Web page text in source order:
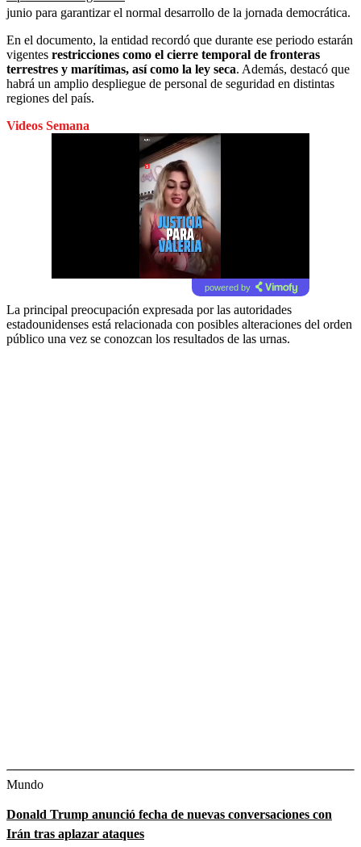
junio para garantizar el normal desarrollo de la jornada democrática.
En el documento, la entidad recordó que durante ese periodo estarán
vigentes restricciones como el cierre temporal de fronteras
terrestres y marítimas, así como la ley seca. Además, destacó que
habrá un amplio despliegue de personal de seguridad en distintas
regiones del país.
Videos Semana
powered by
La principal preocupación expresada por las autoridades
estadounidenses está relacionada con posibles alteraciones del orden
público una vez se conozcan los resultados de las urnas.
Mundo
Donald Trump anunció fecha de nuevas conversaciones con
Irán tras aplazar ataques